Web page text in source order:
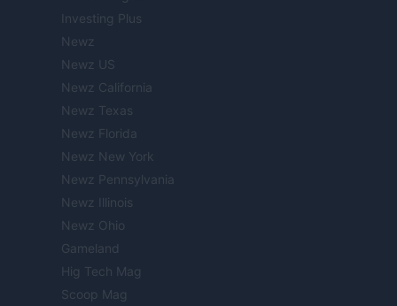
Investing Plus
Newz
Newz US
Newz California
Newz Texas
Newz Florida
Newz New York
Newz Pennsylvania
Newz Illinois
Newz Ohio
Gameland
Hig Tech Mag
Scoop Mag